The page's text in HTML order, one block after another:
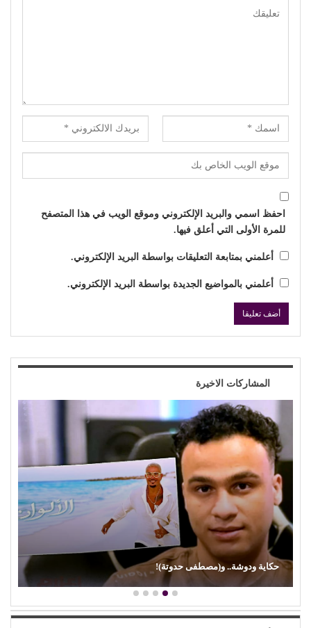
احفظ اسمي والبريد الإلكتروني وموقع الويب في هذا المتصفح
للمرة الأولى التي أعلق فيها.
أعلمني بمتابعة التعليقات بواسطة البريد الإلكتروني.
أعلمني بالمواضيع الجديدة بواسطة البريد الإلكتروني.
المشاركات الاخيرة
(إيمان ذو الفقار).. (كنت بحب صوت زعيقها)